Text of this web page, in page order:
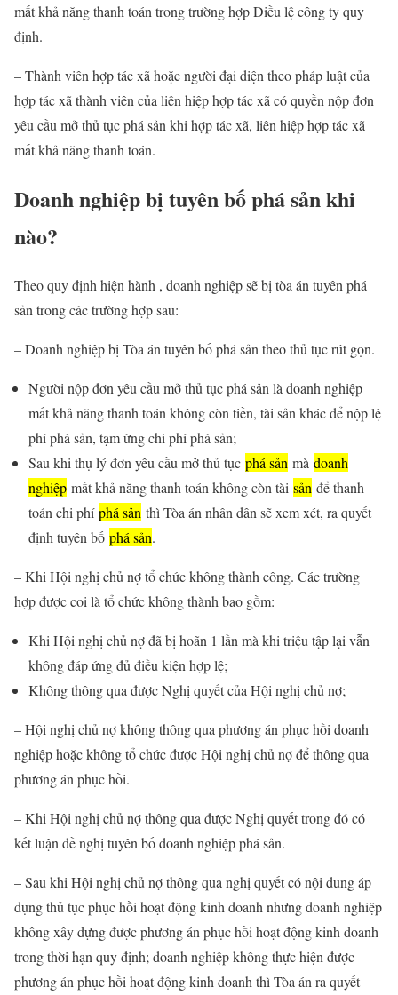
mất khả năng thanh toán trong trường hợp Điều lệ công ty quy
định.
– Thành viên hợp tác xã hoặc người đại diện theo pháp luật của
hợp tác xã thành viên của liên hiệp hợp tác xã có quyền nộp đơn
yêu cầu mở thủ tục phá sản khi hợp tác xã, liên hiệp hợp tác xã
mất khả năng thanh toán.
Doanh nghiệp bị tuyên bố phá sản khi
nào?
Theo quy định hiện hành , doanh nghiệp sẽ bị tòa án tuyên phá
sản trong các trường hợp sau:
– Doanh nghiệp bị Tòa án tuyên bố phá sản theo thủ tục rút gọn.
Người nộp đơn yêu cầu mở thủ tục phá sản là doanh nghiệp
mất khả năng thanh toán không còn tiền, tài sản khác để nộp lệ
phí phá sản, tạm ứng chi phí phá sản;
Sau khi thụ lý đơn yêu cầu mở thủ tục phá sản mà doanh
nghiệp mất khả năng thanh toán không còn tài sản để thanh
toán chi phíphá sản thì Tòa án nhân dân sẽ xem xét, ra quyết
định tuyên bố phá sản.
– Khi Hội nghị chủ nợ tổ chức không thành công. Các trường
hợp được coi là tổ chức không thành bao gồm:
Khi Hội nghị chủ nợ đã bị hoãn 1 lần mà khi triệu tập lại vẫn
không đáp ứng đủ điều kiện hợp lệ;
Không thông qua được Nghị quyết của Hội nghị chủ nợ;
– Hội nghị chủ nợ không thông qua phương án phục hồi doanh
nghiệp hoặc không tổ chức được Hội nghị chủ nợ để thông qua
phương án phục hồi.
– Khi Hội nghị chủ nợ thông qua được Nghị quyết trong đó có
kết luận đề nghị tuyên bố doanh nghiệp phá sản.
– Sau khi Hội nghị chủ nợ thông qua nghị quyết có nội dung áp
dụng thủ tục phục hồi hoạt động kinh doanh nhưng doanh nghiệp
không xây dựng được phương án phục hồi hoạt động kinh doanh
trong thời hạn quy định; doanh nghiệp không thực hiện được
phương án phục hồi hoạt động kinh doanh thì Tòa án ra quyết